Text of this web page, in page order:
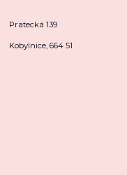
Pratecká 139
Kobylnice, 664 51